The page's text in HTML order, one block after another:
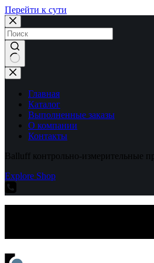
Перейти к сути
Ничего
не
найденоГлавная
Каталог
Выполненные заказы
О компании
Контакты
Balluff контрольно-измерительные
Explore Shop